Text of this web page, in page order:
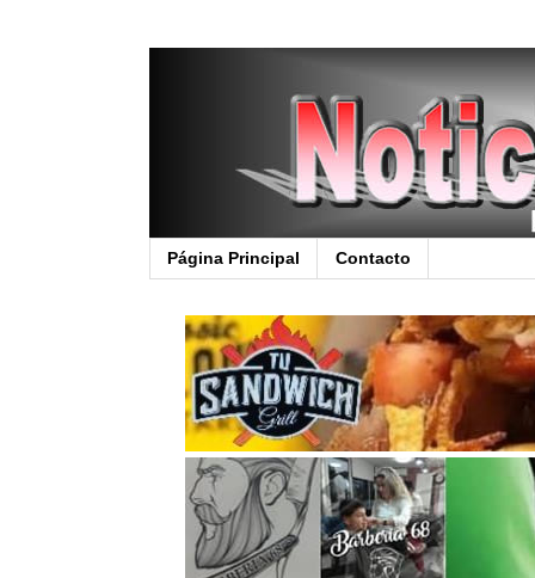
Página Principal Contacto